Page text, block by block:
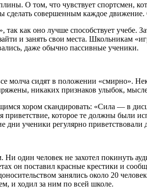
О том, что чувствует спортсмен,
сделать совершенным каждое
как оно лучше способствует учебе.
и занять свои места. Школьникам
даже обычно пассивные ученики.
молча сидят в положении «смирно».
никаких признаков улыбок,
хором скандировать: «Сила — в
которое те должны были
ученики регулярно приветствовали
один человек не захотел покинуть
он поставил красные крестики и
занялись около 20
и ходил за ним по всей школе.